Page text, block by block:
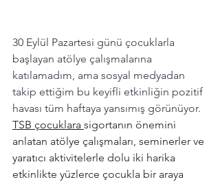
30 Eylül Pazartesi günü çocuklarla
başlayan atölye çalışmalarına
katılamadım, ama sosyal medyadan
takip ettiğim bu keyifli etkinliğin pozitif
havası tüm haftaya yansımış görünüyor.
TSB çocuklara sigortanın önemini
anlatan atölye çalışmaları, seminerler ve
yaratıcı aktivitelerle dolu iki harika
etkinlikte yüzlerce çocukla bir araya